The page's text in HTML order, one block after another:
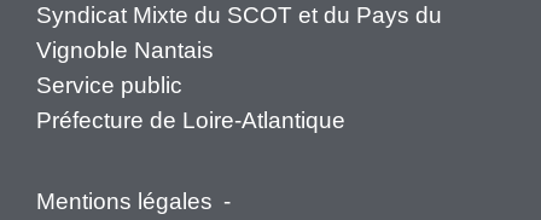
Syndicat Mixte du SCOT et du Pays du
Vignoble Nantais
Service public
Préfecture de Loire-Atlantique
Mentions légales -